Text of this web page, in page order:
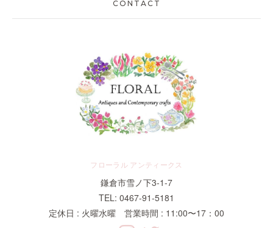
CONTACT
フローラル アンティークス
鎌倉市雪ノ下3-1-7
TEL: 0467-91-5181
定休日 : 火曜水曜 営業時間 : 11:00〜17：00